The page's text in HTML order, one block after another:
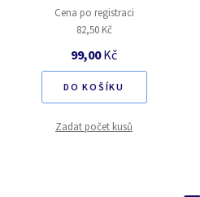
Cena po registraci
82,50 Kč
99,00Kč
DO KOŠÍKU
Zadat počet kusů